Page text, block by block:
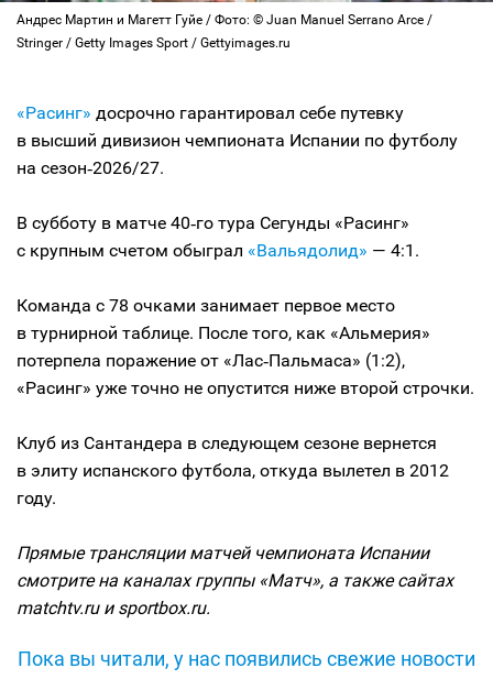
Андрес Мартин и Магетт Гуйе / Фото: © Juan Manuel Serrano Arce /
Stringer / Getty Images Sport / Gettyimages.ru
«Расинг» досрочно гарантировал себе путевку
в высший дивизион чемпионата Испании по футболу
на сезон‑2026/27.
В субботу в матче 40‑го тура Сегунды «Расинг»
с крупным счетом обыграл «Вальядолид» — 4:1.
Команда с 78 очками занимает первое место
в турнирной таблице. После того, как «Альмерия»
потерпела поражение от «Лас‑Пальмаса» (1:2),
«Расинг» уже точно не опустится ниже второй строчки.
Клуб из Сантандера в следующем сезоне вернется
в элиту испанского футбола, откуда вылетел в 2012
году.
Прямые трансляции матчей чемпионата Испании
смотрите на каналах группы «Матч», а также сайтах
matchtv.ru и sportbox.ru.
Пока вы читали, у нас появились свежие новости